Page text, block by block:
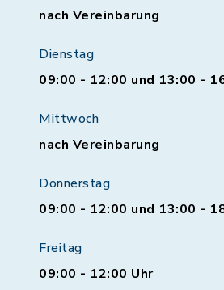
nach Vereinbarung
Dienstag
09:00 - 12:00 und 13:00 -
Mittwoch
nach Vereinbarung
Donnerstag
09:00 - 12:00 und 13:00 -
Freitag
09:00 - 12:00 Uhr